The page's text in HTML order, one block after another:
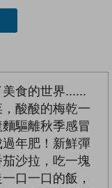
食的世界......
酸酸的梅乾一
驅離秋季感冒
年肥！新鮮彈
沙拉，吃一塊
口一口的飯，